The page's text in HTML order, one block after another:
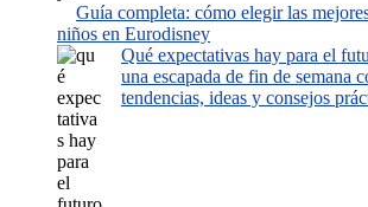
Guía completa: cómo elegir las
niños en Eurodisney
Qué expectativas hay para el
una escapada de fin de semana
tendencias, ideas y consejos